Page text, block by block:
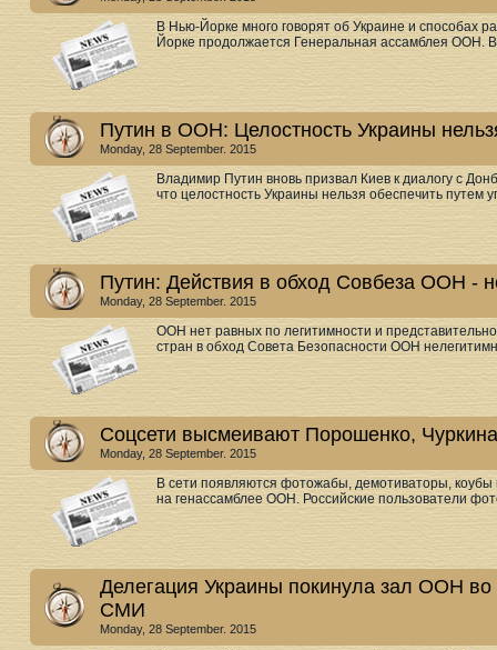
В Нью-Йорке много говорят об Украине и способах
Йорке продолжается Генеральная ассамблея ООН.
Путин в ООН: Целостность Украины
Monday, 28 September. 2015
Владимир Путин вновь призвал Киев к диалогу с
что целостность Украины нельзя обеспечить путем
Путин: Действия в обход Совбеза ООН -
Monday, 28 September. 2015
ООН нет равных по легитимности и
стран в обход Совета Безопасности ООН
Соцсети высмеивают Порошенко,
Monday, 28 September. 2015
В сети появляются фотожабы, демотиваторы,
на генассамблее ООН. Российские пользователи
Делегация Украины покинула зал ООН
СМИ
Monday, 28 September. 2015